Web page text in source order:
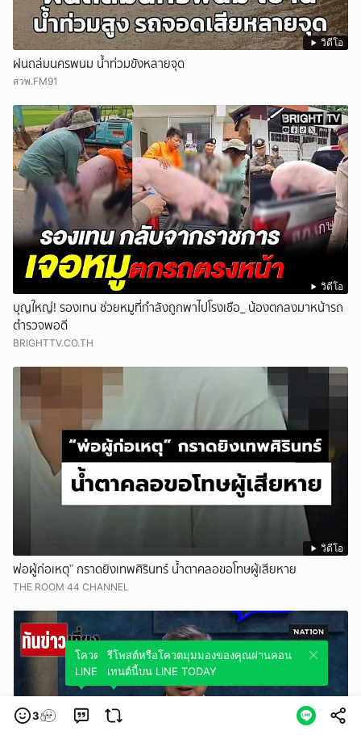
วิดีโอ
ฝนถล่มนครพนม น้ำท่วมขังหลายจุด
สวพ.FM91
วิดีโอ
บุญใหญ่! รองเทน ช่วยหมูที่กำลังถูกพาไปโรงเชือ_ น้องตกลงมาหน้ารถ
ตำรวจพอดี
BRIGHTTV.CO.TH
วิดีโอ
พ่อผู้ก่อเหตุ” กราดยิงเทพศิรินทร์ น้ำตาคลอขอโทษผู้เสียหาย
THE ROOM 44 CHANNEL
3
โควตมุมมองของคุณผ่านคอนเทนต์นี้บน
LINE TODAY
รีโพสต์หรือโควตมุมมองของคุณผ่านคอน
เทนต์นี้บน LINE TODAY